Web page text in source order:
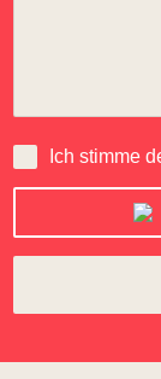
Ich stimme